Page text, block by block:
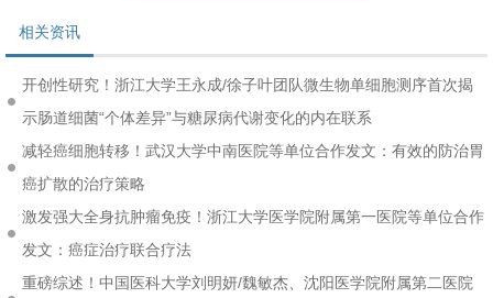
相关资讯
开创性研究！浙江大学王永成/徐子叶团队微生物单细胞测序首次揭
示肠道细菌“个体差异”与糖尿病代谢变化的内在联系
减轻癌细胞转移！武汉大学中南医院等单位合作发文：有效的防治胃
癌扩散的治疗策略
激发强大全身抗肿瘤免疫！浙江大学医学院附属第一医院等单位合作
发文：癌症治疗联合疗法
重磅综述！中国医科大学刘明妍/魏敏杰、沈阳医学院附属第二医院